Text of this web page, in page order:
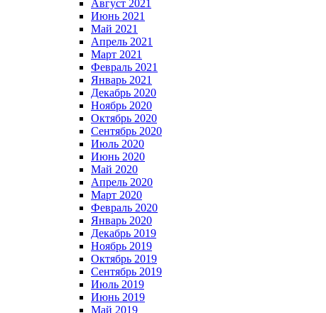
Август 2021
Июнь 2021
Май 2021
Апрель 2021
Март 2021
Февраль 2021
Январь 2021
Декабрь 2020
Ноябрь 2020
Октябрь 2020
Сентябрь 2020
Июль 2020
Июнь 2020
Май 2020
Апрель 2020
Март 2020
Февраль 2020
Январь 2020
Декабрь 2019
Ноябрь 2019
Октябрь 2019
Сентябрь 2019
Июль 2019
Июнь 2019
Май 2019